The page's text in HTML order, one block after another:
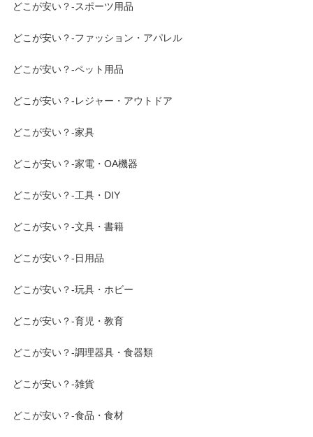
どこが安い？-スポーツ用品
どこが安い？-ファッション・アパレル
どこが安い？-ペット用品
どこが安い？-レジャー・アウトドア
どこが安い？-家具
どこが安い？-家電・OA機器
どこが安い？-工具・DIY
どこが安い？-文具・書籍
どこが安い？-日用品
どこが安い？-玩具・ホビー
どこが安い？-育児・教育
どこが安い？-調理器具・食器類
どこが安い？-雑貨
どこが安い？-食品・食材